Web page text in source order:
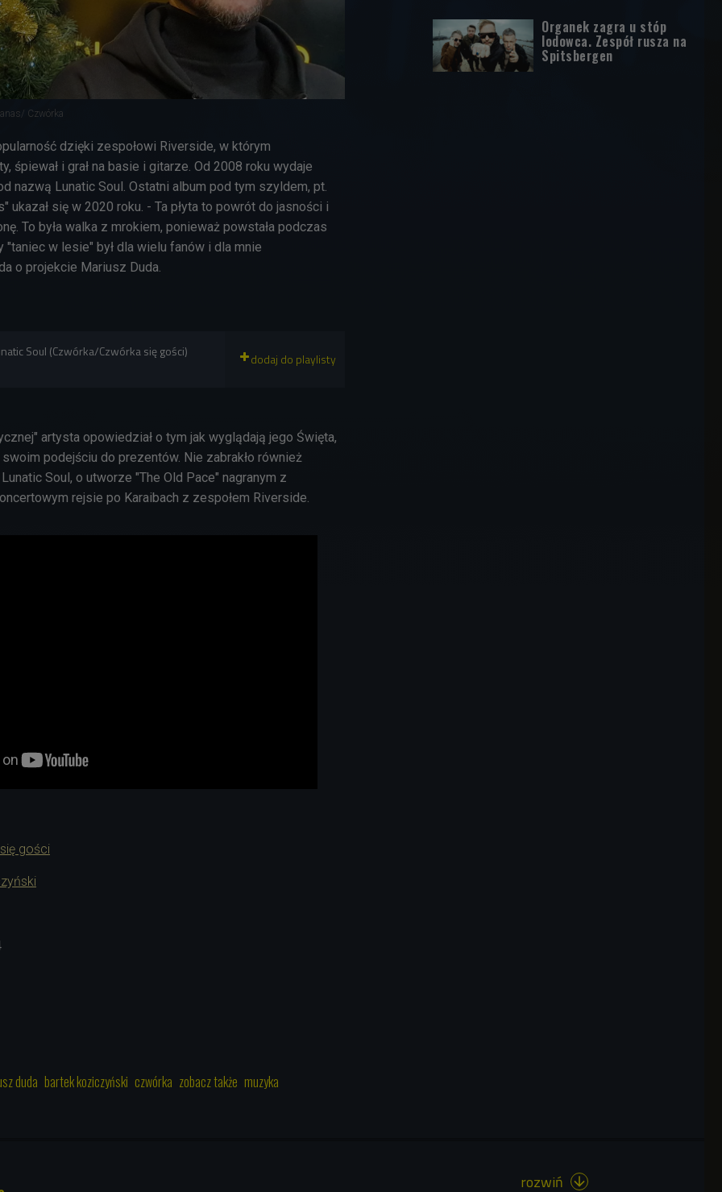
Czwórka
dzięki zespołowi Riverside, w którym
śpiewał i grał na basie i gitarze. Od 2008 roku wydaje
nazwą Lunatic Soul. Ostatni album pod tym szyldem, pt.
ukazał się w 2020 roku. - Ta płyta to powrót do jasności i
To była walka z mrokiem, ponieważ powstała podczas
"taniec w lesie" był dla wielu fanów i dla mnie
o projekcie Mariusz Duda.
Soul (Czwórka/Czwórka się gości)
artysta opowiedział o tym jak wyglądają jego Święta,
podejściu do prezentów. Nie zabrakło również
Soul, o utworze "The Old Pace" nagranym z
rejsie po Karaibach z zespołem Riverside.
gości
duda bartek koziczyński czwórka zobacz także muzyka
Organek zagra u stóp
lodowca. Zespół rusza na
Spitsbergen
rozwiń 